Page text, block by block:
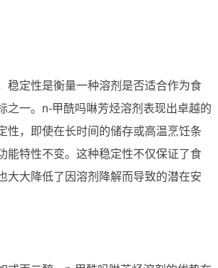
稳定性是衡量一种溶剂是否适合作为食
之一。n-甲酰吗啉芳烃溶剂表现出卓越的
性，即使在长时间的储存或高温烹饪条
能特性不变。这种稳定性不仅保证了食
大大降低了因溶剂降解而导致的潜在安